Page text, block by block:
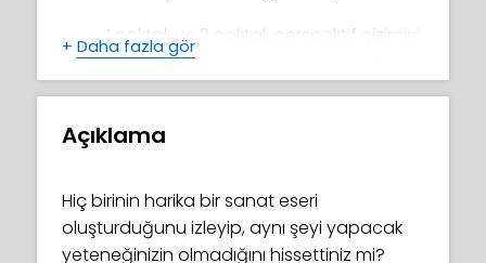
1 noktalı ve 2 noktalı perspektif çizimini
öğrenin (arka planlar için harika!)
ağaçlar, koalalar ve daha fazlasını
Nesneleri ve karakterleri nasıl 3D
göstereceğinizi keşfedin
+ Daha fazla gör
Açıklama
Hiç birinin harika bir sanat eseri
oluşturduğunu izleyip, aynı şeyi yapacak
yeteneğinizin olmadığını hissettiniz mi?